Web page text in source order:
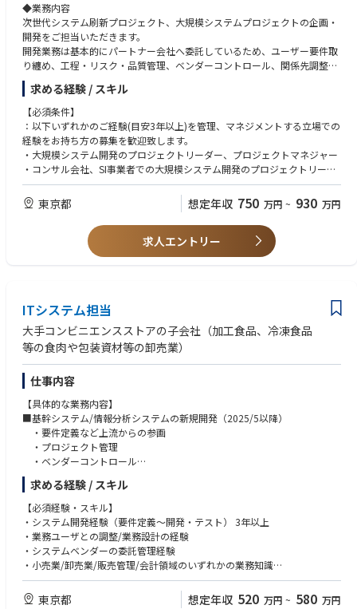
◆業務内容
次世代システム刷新プロジェクト、大規模システムプロジェクトの企画・
開発をご担当いただきます。
開発業務は基本的にパートナー会社へ委託しているため、ユーザー要件取
り纏め、工程・リスク・品質管理、ベンダーコントロール、関係先調整等
の上流工程をお任せいたします。
即戦力の方には、ご経験に応じてプロジェクトリーダー、プロジェクトマ
ネージャーの役割を担っていただきます。
部署：営業システム部、ECシステム部、コーポレートシステム部、次期シ
ステム推進部
①営業システム部
守
・商品供給、受注管理システムの開発、運用、保守
・システム例：POSレジ、決済システム(クレジット等)、発注推奨システ
ム、商品供給・物流管理システム
②ECシステム部
・後方業務システム（店舗、会社全般の会計、人事管理、店舗設備管理な
ど）の開発、運用、保守
・情報系システム、経営指導員(スーパーバイザー)指導支援ツール、ポー
タル、生成AI、RPAの開発、運用、保守
・レガシーシステムに対し、クラウド環境等やSaas等を利用したシステム
モダナイゼーションPJの推進
・システム例：財務会計、資産管理、人事管理、情報分析、DX等のコーポ
レート管理に関わるシステム
④次期システム推進部
・次世代システム刷新プロジェクトの店舗運営に関わるシステムの企画、
検討、推進
・システム例：POSレジ、ストアコンピューターに関連するシステム
求める経験 / スキル
【必須条件】
：以下いずれかのご経験(目安3年以上)を管理、マネジメントする立場での
経験をお持ち方の募集を歓迎致します。
・大規模システム開発のプロジェクトリーダー、プロジェクトマネジャー
・コンサル会社、SI事業者での大規模システム開発のプロジェクトリーダ
ー、プロジェクトマネジャー
・事業会社での情報システム部門での経験
・スマホアプリサービス、ECサービスに関わる経験
・パッケージサービスを活用したシステム構築経験
・小売業における業務部門での経験
・上流工程(システム企画含む)やテスト設計対応の経験
：以下あれば尚可。
・客先での常駐経験
・小売業でのシステム開発経験
・小売業での本社勤務や業務部門での経験
東京都 想定年収 750 万円 ~ 930 万円
求人エントリー
ITシステム担当
大手コンビニエンスストアの子会社（加工食品、冷凍食品
等の食肉や包装資材等の卸売業）
仕事内容
【具体的な業務内容】
■基幹システム/情報分析システムの新規開発（2025/5以降）
・要件定義など上流からの参画
・プロジェクト管理
・ベンダーコントロール
・ユーザーとの協議
■現行システムインフラの運用・保守管理
・運用管理 ・・・ 現行システム・インフラの維持管理。進捗・リス
ク・品質の管理が主な役割となります。
・保守管理 ・・・ 問合せ・障害対応・課題対応等が主な役割。現行
機能の改善開発などもシステムベンダーと協力しながらご担当頂きます。
■情報セキュリティ対応
■社内業務改善
・Kintoneを使った業務改善
求める経験 / スキル
【必須経験・スキル】
・システム開発経験（要件定義～開発・テスト） 3年以上
・業務ユーザとの調整/業務設計の経験
・システムベンダーの委託管理経験
・小売業/卸売業/販売管理/会計領域のいずれかの業務知識
・システム開発に関わる設計・開発・テストの知識
東京都 想定年収 520 万円 ~ 580 万円